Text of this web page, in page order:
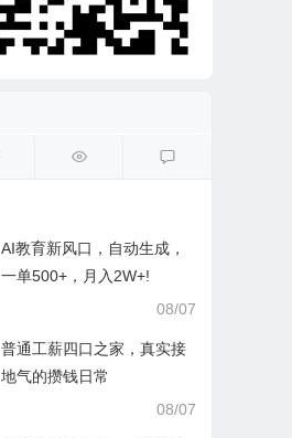
AI教育新风口，自动生成，
一单500+，月入2W+!
08/07
普通工薪四口之家，真实接
地气的攒钱日常
08/07